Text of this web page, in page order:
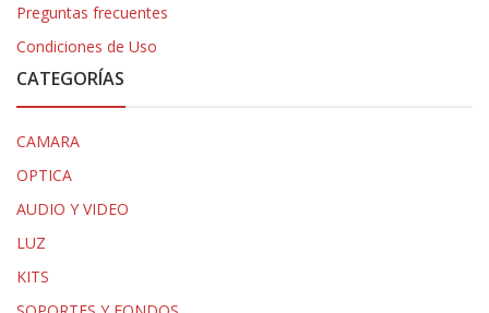
Preguntas frecuentes
Condiciones de Uso
CATEGORÍAS
CAMARA
OPTICA
AUDIO Y VIDEO
LUZ
KITS